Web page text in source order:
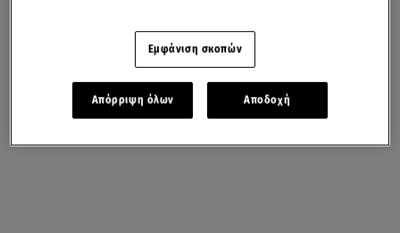
Εμφάνιση σκοπών
Απόρριψη όλων Αποδοχή